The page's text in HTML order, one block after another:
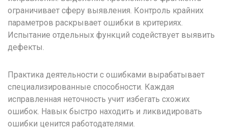
ограничивает сферу выявления. Контроль крайних
параметров раскрывает ошибки в критериях.
Испытание отдельных функций содействует выявить
дефекты.
Практика деятельности с ошибками вырабатывает
специализированные способности. Каждая
исправленная неточность учит избегать схожих
ошибок. Навык быстро находить и ликвидировать
ошибки ценится работодателями.